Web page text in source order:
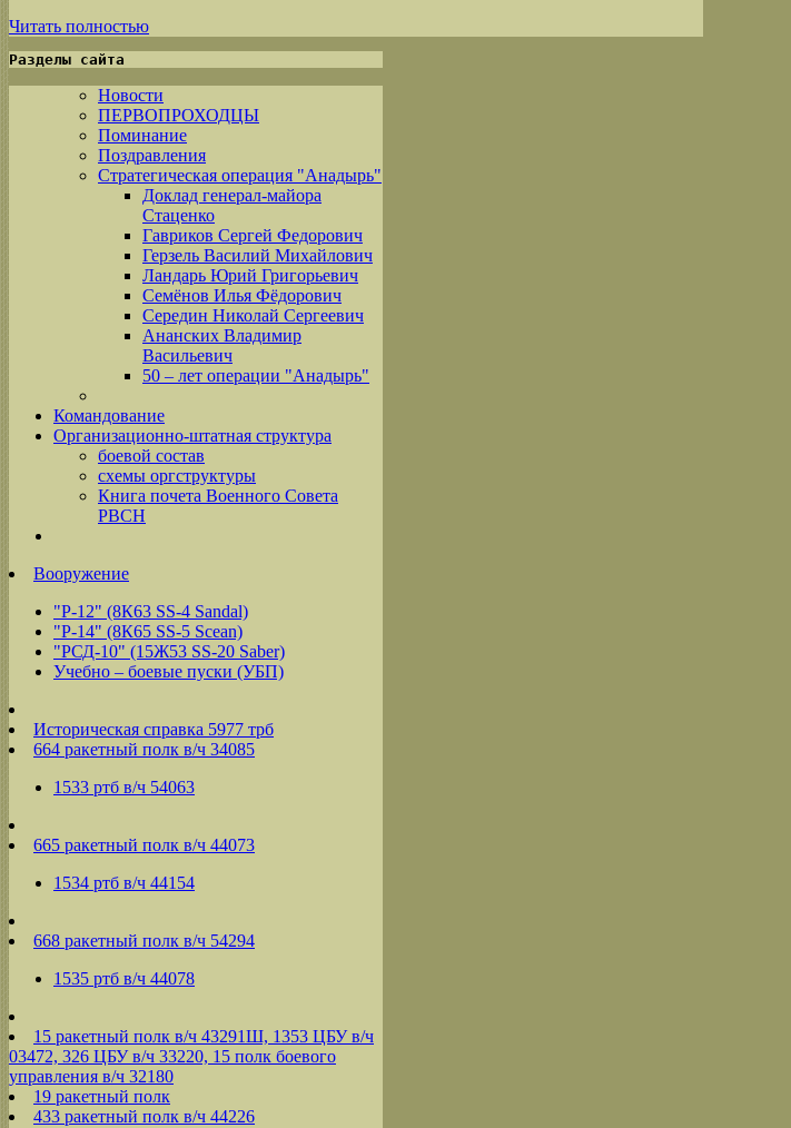
Читать полностью
Разделы сайта
Новости
ПЕРВОПРОХОДЦЫ
Поминание
Поздравления
Стратегическая операция "Анадырь"
Доклад генерал-майора
Стаценко
Гавриков Сергей Федорович
Герзель Василий Михайлович
Ландарь Юрий Григорьевич
Семёнов Илья Фёдорович
Середин Николай Сергеевич
Ананских Владимир
Васильевич
50 – лет операции "Анадырь"
Командование
Организационно-штатная структура
боевой состав
схемы оргструктуры
Книга почета Военного Совета
РВСН
Вооружение
"Р-12" (8К63 SS-4 Sandal)
"Р-14" (8К65 SS-5 Scean)
"РСД-10" (15Ж53 SS-20 Saber)
Учебно – боевые пуски (УБП)
Историческая справка 5977 трб
664 ракетный полк в/ч 34085
1533 ртб в/ч 54063
665 ракетный полк в/ч 44073
1534 ртб в/ч 44154
668 ракетный полк в/ч 54294
1535 ртб в/ч 44078
15 ракетный полк в/ч 43291Ш, 1353 ЦБУ в/ч
03472, 326 ЦБУ в/ч 33220, 15 полк боевого
управления в/ч 32180
19 ракетный полк
433 ракетный полк в/ч 44226